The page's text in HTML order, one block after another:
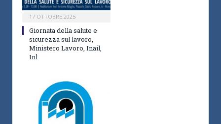
17 OTTOBRE 2025
Giornata della salute e
sicurezza sul lavoro,
Ministero Lavoro, Inail,
Inl